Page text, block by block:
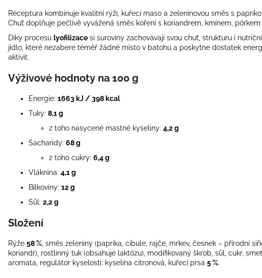
Receptura kombinuje kvalitní rýži, kuřecí maso a zeleninovou směs s
Chuť doplňuje pečlivě vyvážená směs koření s koriandrem, kmínem,
Díky procesu lyofilizace si suroviny zachovávají svou chuť, strukturu i
jídlo, které nezabere téměř žádné místo v batohu a poskytne dostatek
aktivit.
Výživové hodnoty na 100 g
Energie: 1663 kJ / 398 kcal
Tuky: 8,1 g
z toho nasycené mastné kyseliny: 4,2 g
Sacharidy: 68 g
z toho cukry: 6,4 g
Vláknina: 4,1 g
Bílkoviny: 12 g
Sůl: 2,2 g
Složení
Rýže 58 %, směs zeleniny (paprika, cibule, rajče, mrkev, česnek – přírodní
koriandr), rostlinný tuk (obsahuje laktózu), modifikovaný škrob, sůl, cukr,
aromata, regulátor kyselosti: kyselina citronová, kuřecí prsa 5 %.